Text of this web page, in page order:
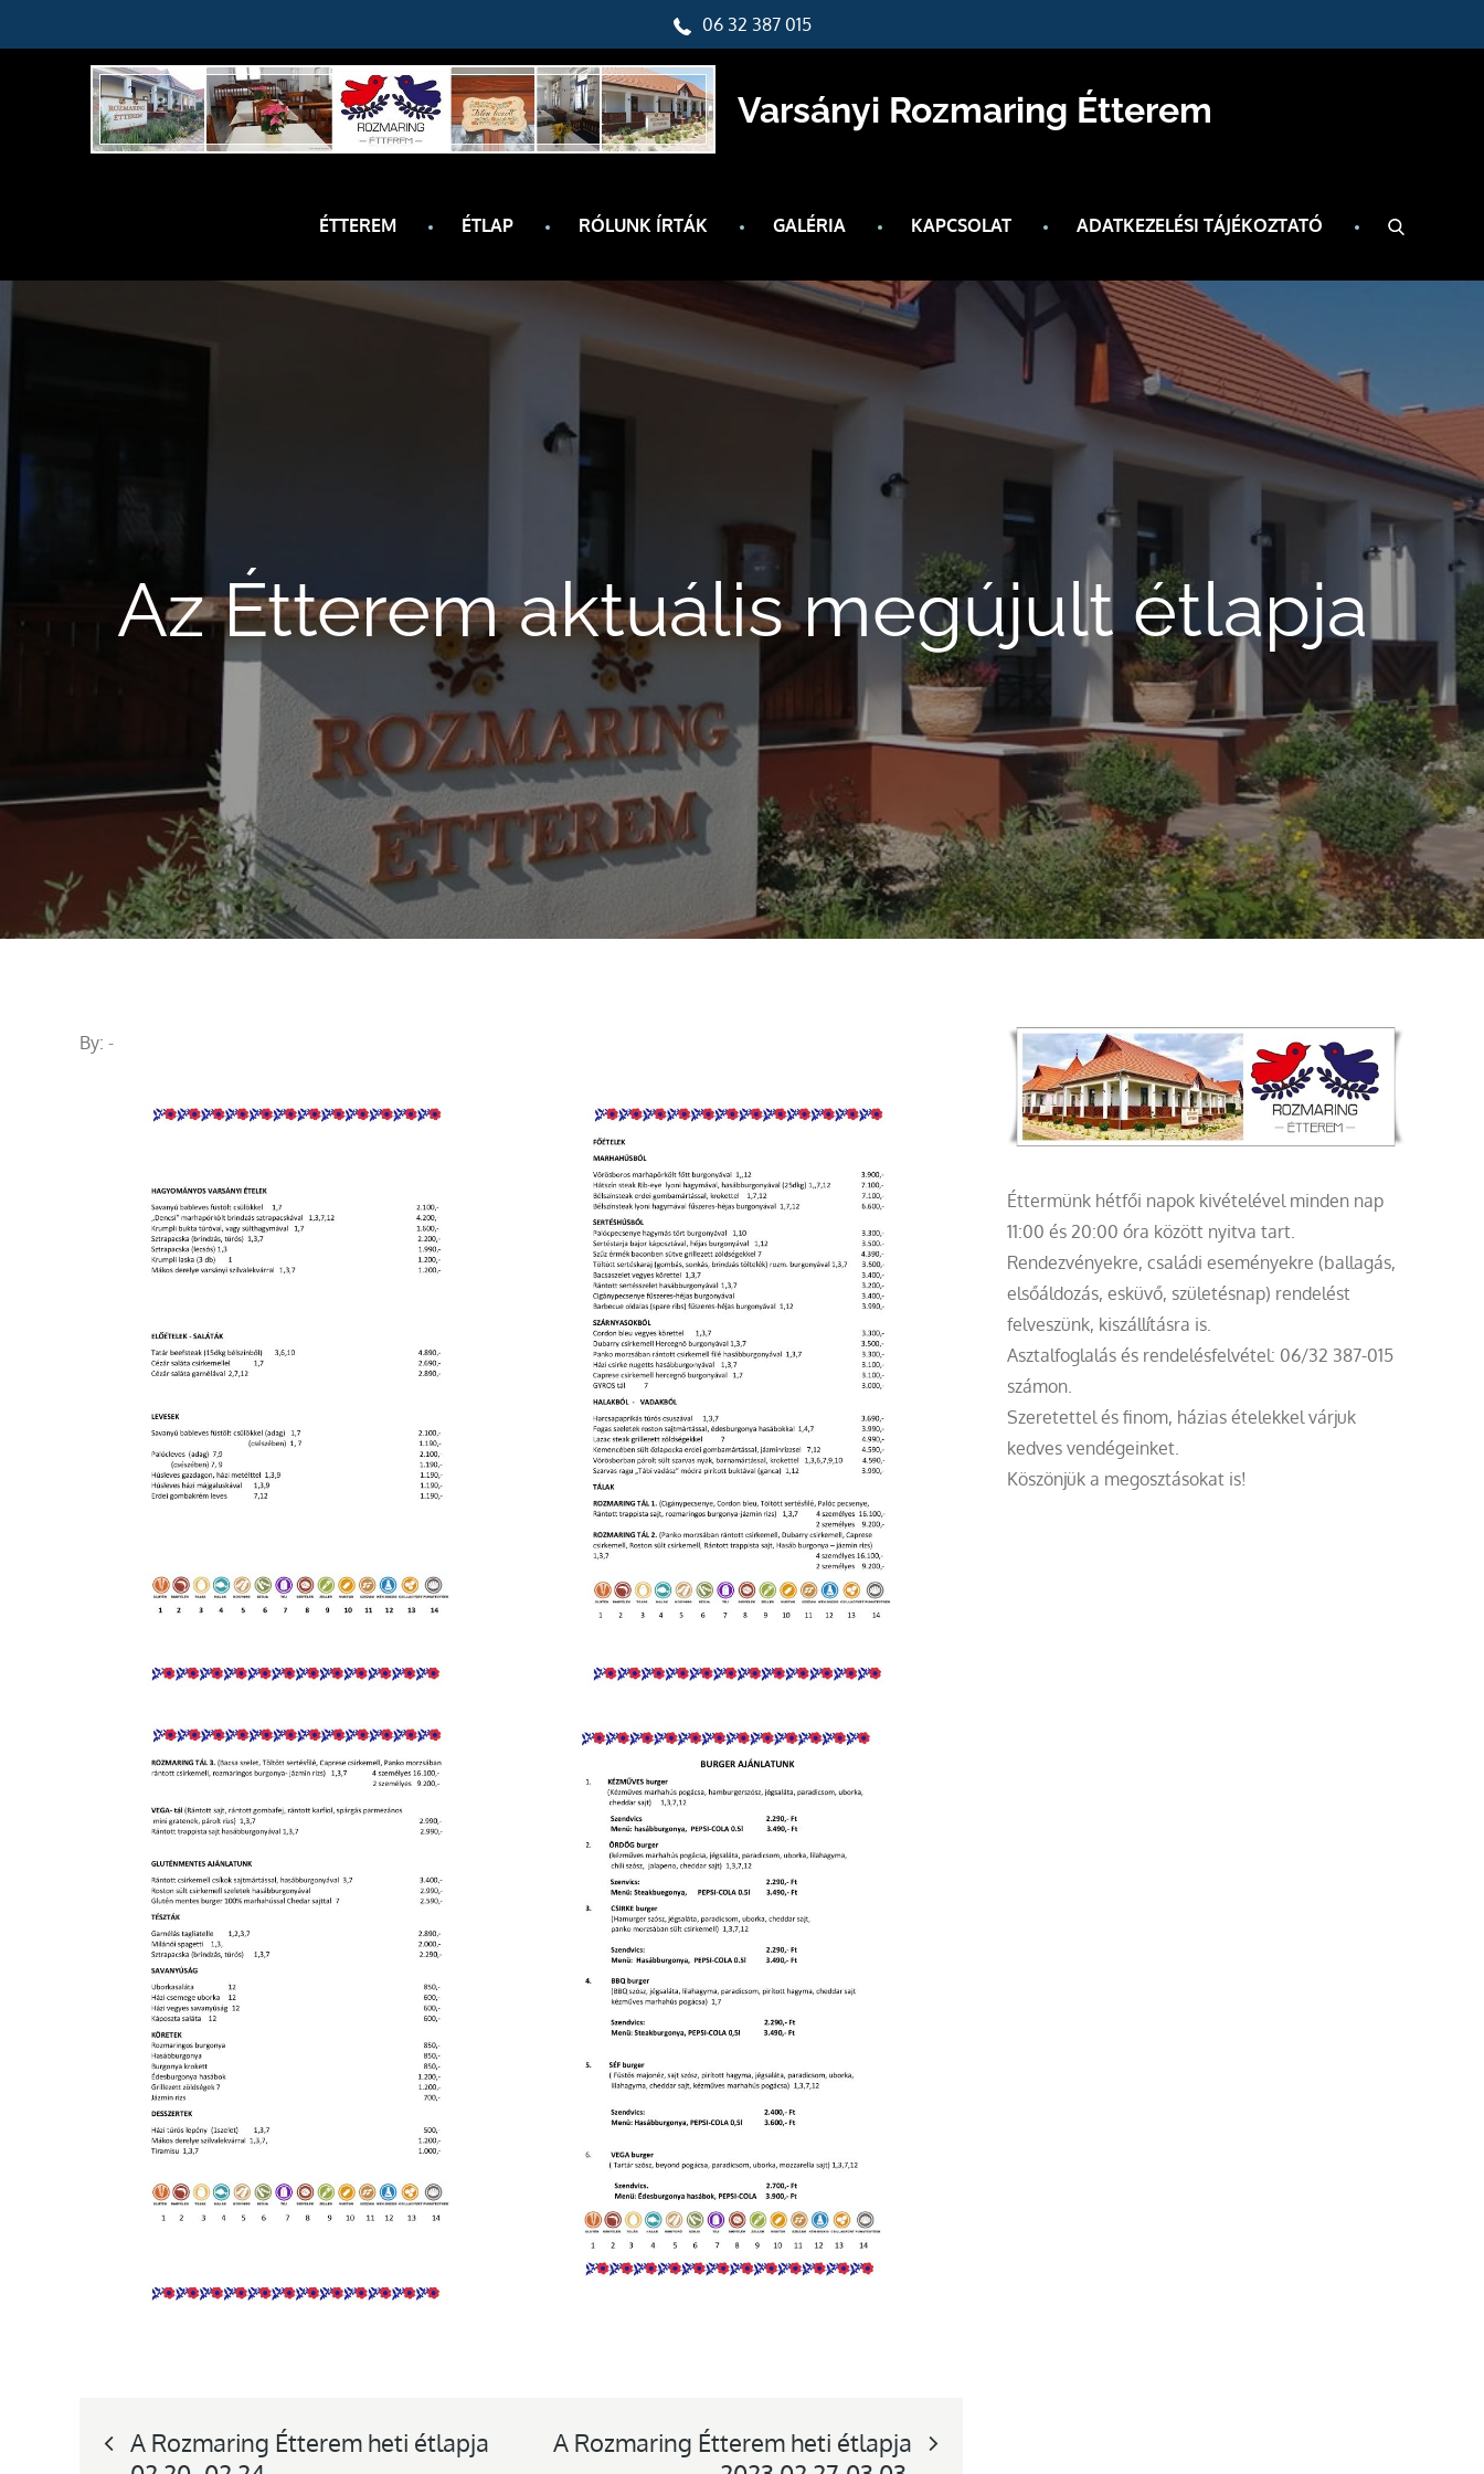
to
06 32 387 015
Varsányi Rozmaring Étterem
ÉTTEREM ÉTLAP RÓLUNK ÍRTÁK GALÉRIA KAPCSOLAT ADATKEZELÉSI TÁJÉKOZTATÓ
Az Étterem aktuális megújult étlapja
By: -
Bejegyzés
A Rozmaring Étterem heti étlapja
A Rozmaring Étterem heti étlapja
Éttermünk hétfői napok kivételével minden nap
11:00 és 20:00 óra között nyitva tart.
Rendezvényekre, családi eseményekre (ballagás,
elsőáldozás, esküvő, születésnap) rendelést
felveszünk, kiszállításra is.
Asztalfoglalás és rendelésfelvétel: 06/32 387-015
számon.
Szeretettel és finom, házias ételekkel várjuk
kedves vendégeinket.
Köszönjük a megosztásokat is!